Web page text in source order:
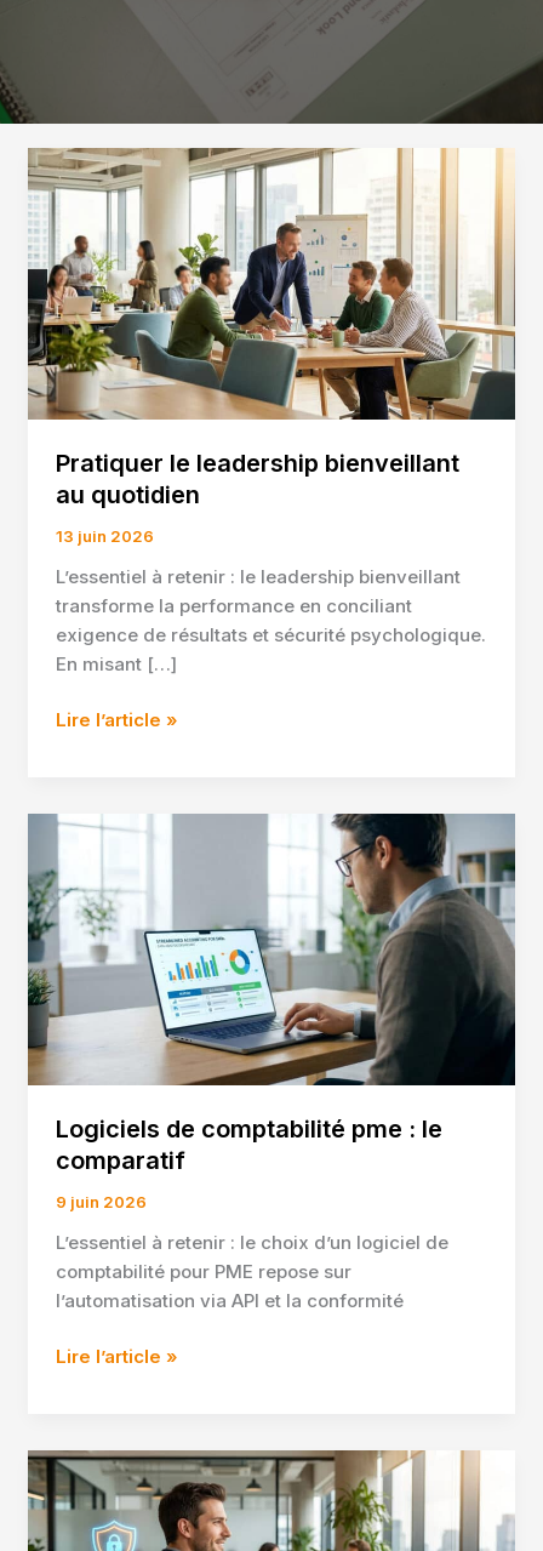
Pratiquer le leadership bienveillant
au quotidien
13 juin 2026
L’essentiel à retenir : le leadership bienveillant
transforme la performance en conciliant
exigence de résultats et sécurité psychologique.
En misant […]
Pratiquer
quotidien
Lire l’article »
Logiciels de comptabilité pme : le
comparatif
9 juin 2026
L’essentiel à retenir : le choix d’un logiciel de
comptabilité pour PME repose sur
l’automatisation via API et la conformité
Logiciels
:
le
comparatif
Lire l’article »